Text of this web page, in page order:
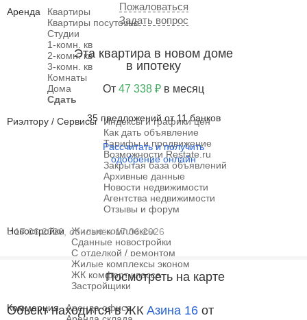
Аренда
Квартиры
Квартиры посуточно
Студии
1-комн. кв
2-комн. кв
3-комн. кв
Комнаты
Дома
Сдать
Риэлтору / Сервисы
Индексы и графики цен
Как дать объявление
Тарифы и продвижение
Возможности Restate.ru
Закрытая база объявлений
Архивные данные
Новости недвижимости
Агентства недвижимости
Отзывы и форум
Новостройки
Жилые комплексы
Сданные новостройки
С отделкой / ремонтом
Жилые комплексы эконом
ЖК комфорт класса
Застройщики
Коммерция
Аренда офиса
Пожаловаться
Задать вопрос
Эта квартира в новом доме
в ипотеку
От 47 338 ₽ в месяц
35 предложений от 11 банков
Рассчитать и получить
одобрение онлайн
с 17.06.2026, обновлён 17.06.2026
Посмотреть на карте
Объект находится в ЖК Азина 16 от